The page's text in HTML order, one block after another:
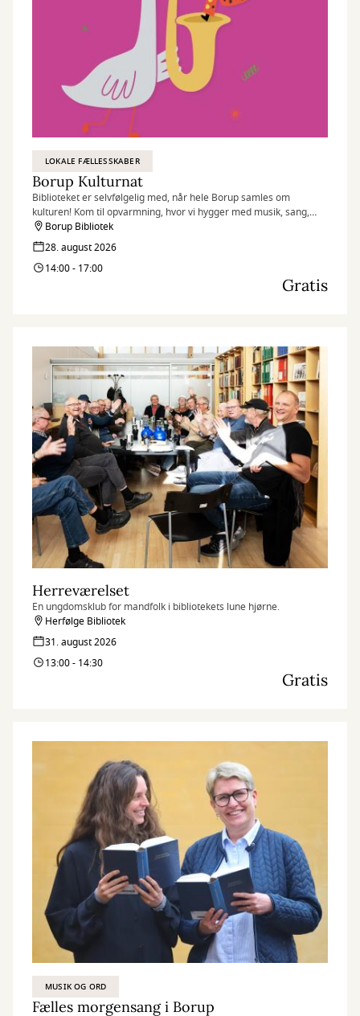
LOKALE FÆLLESSKABER
Borup Kulturnat
Biblioteket er selvfølgelig med, når hele Borup samles om
kulturen! Kom til opvarmning, hvor vi hygger med musik, sang,
sjov med Nanne Klovn, quiz, konkurrencer og tatoveringer til store
og små.
Borup Bibliotek
28. august 2026
14:00 - 17:00
Gratis
Herreværelset
En ungdomsklub for mandfolk i bibliotekets lune hjørne.
Herfølge Bibliotek
31. august 2026
13:00 - 14:30
Gratis
MUSIK OG ORD
Fælles morgensang i Borup